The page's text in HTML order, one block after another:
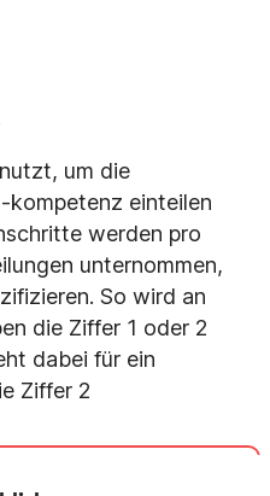
um die
kompetenz einteilen
werden pro
unternommen,
So wird an
die Ziffer 1 oder 2
dabei für ein
Ziffer 2